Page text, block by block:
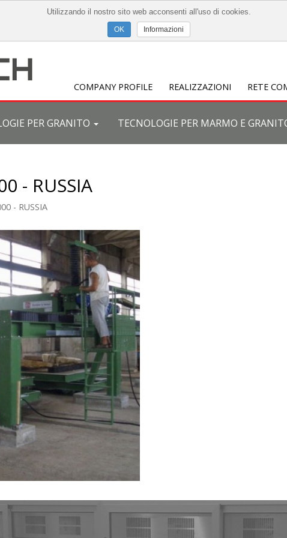
COMPANY PROFILE REALIZZAZIONI RETE
PER GRANITO TECNOLOGIE PER MARMO E
- RUSSIA
- RUSSIA
Utilizzando il nostro sito web acconsenti all'uso di cookies.
Informazioni